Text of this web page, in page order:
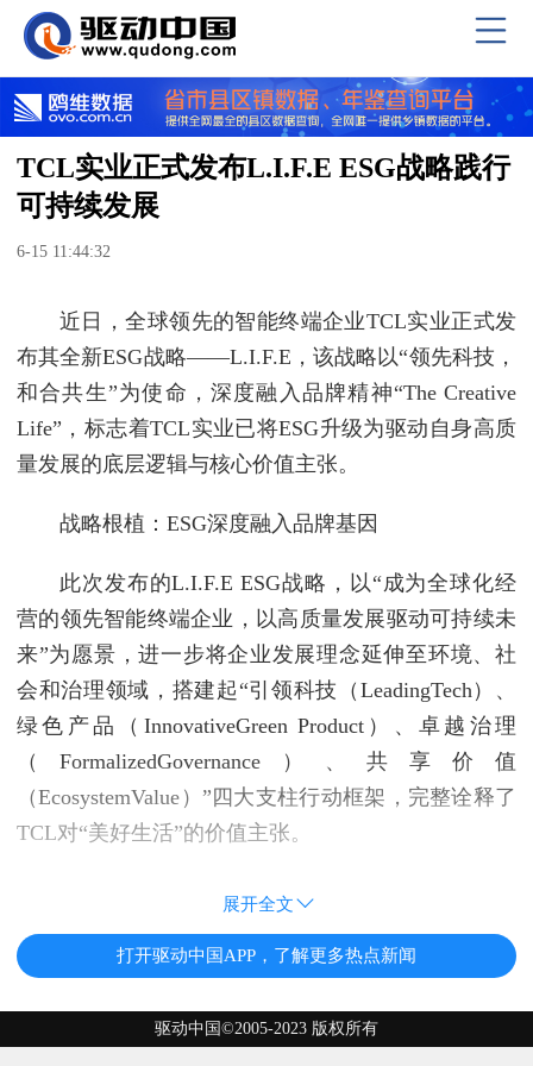
TCL实业正式发布L.I.F.E ESG战略践行
可持续发展
6-15 11:44:32
近日，全球领先的智能终端企业TCL实业正式发
布其全新ESG战略——L.I.F.E，该战略以“领先科技，
和合共生”为使命，深度融入品牌精神“The Creative
Life”，标志着TCL实业已将ESG升级为驱动自身高质
量发展的底层逻辑与核心价值主张。
战略根植：ESG深度融入品牌基因
此次发布的L.I.F.E ESG战略，以“成为全球化经
营的领先智能终端企业，以高质量发展驱动可持续未
来”为愿景，进一步将企业发展理念延伸至环境、社
会和治理领域，搭建起“引领科技（LeadingTech）、
绿色产品（InnovativeGreen Product）、卓越治理
（FormalizedGovernance）、共享价值
（EcosystemValue）”四大支柱行动框架，完整诠释了
TCL对“美好生活”的价值主张。
展开全文
打开驱动中国APP，了解更多热点新闻
驱动中国©2005-2023 版权所有